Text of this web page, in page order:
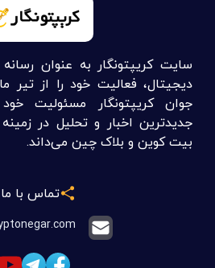
سایت کریپتونگار به عنوان
جوان کریپتونگار مسئولیت
جدیدترین اخبار و تحلیل در زمینه
بیت کوین و بلاک چین می‌داند.
تماس با